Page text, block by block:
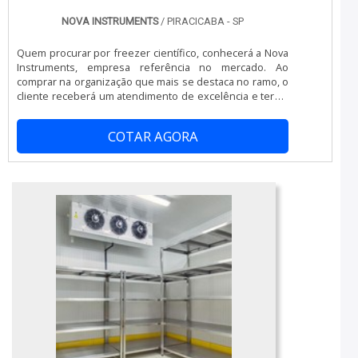
possível poupar gastos desnecessários.Existem
destaque quando pensamos em uma empresa que
entrega confiança e produtos de qualidade. Alguns
desses motivos são: Diversas opções de pagamento
disponíveis; Profissionais com vasta experiência na
área de atuação; Atendimento personalizado;
Comprometimento com o resultado final; Logística
ampla para atendimento em todo o território nacional;
Equipamentos de última geração. GARANTIA E
ASSERTIVIDADE NO SEGMENTOApenas na Nova
ultracongelamento. São diversas opções
disponibilizadas, como câmara de conservação de
bolsas de sangue e ultrafreezer.É uma empresa
comprometida com seus serviços e que preza pela
segurança, qualificações possíveis pelo fato de possuir
escritório de alta qualidade onde são realizadas as
atividades e equipamentos de última geração. Tudo isso,
somado à performance de uma equipe multidisciplinar
de consultores associados e alta qualidade, garante o
sucesso de cada cliente de ponta a ponta....
NOVA INSTRUMENTS/ PIRACICABA - SP
Quem procurar por freezer científico, conhecerá a Nova
Instruments, empresa referência no mercado. Ao
comprar na organização que mais se destaca no ramo, o
cliente receberá um atendimento de excelência e terá a
demanda. Quando o tema é freezer científico, com a
Nova Instruments o cliente encontrará ótima qualidade e
diversas opções de pagamento.OUTRAS INFORMAÇÕES
escritório de alta qualidade onde são realizadas as
atividades e sede em localização privilegiada no estado
de São Paulo, tudo para se certificar que se tenha
freezer científico com excelente custo-benefício.Há
muitas maneiras eficientes de uma companhia
demonstrar competência, excelência e destaque em sua
área de atuação. A Nova Instruments se mostra
referência por ter: Atendimento personalizado;
Colaboradores eficientes; Preço justo; Ampla
experiência no ramo.Sem perder o foco em freezer
científico, na essência da empresa, a mesma deve
prezar pelos produtos e serviços com ótima qualidade e
COTAR AGORA